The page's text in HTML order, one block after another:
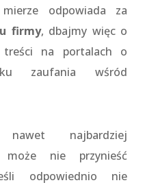
odpowiada za
firmy, dbajmy więc o
treści na portalach o
zaufania wśród
najbardziej
nie przynieść
odpowiednio nie